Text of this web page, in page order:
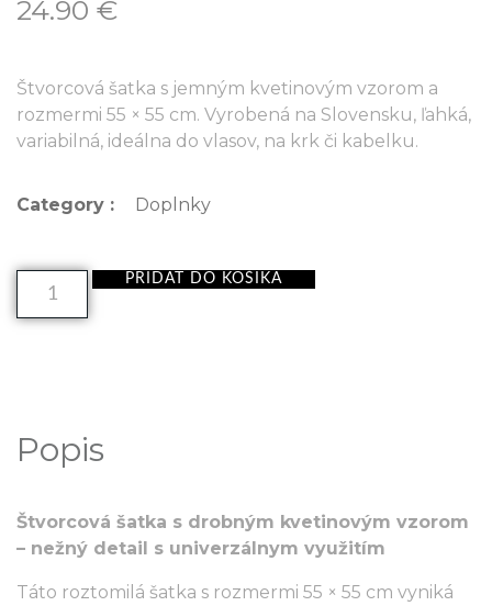
24.90 €
Štvorcová šatka s jemným kvetinovým vzorom a
rozmermi 55 × 55 cm. Vyrobená na Slovensku, ľahká,
variabilná, ideálna do vlasov, na krk či kabelku.
Category : Doplnky
PRIDAŤ DO KOŠÍKA
Popis
Štvorcová šatka s drobným kvetinovým vzorom
– nežný detail s univerzálnym využitím
Táto roztomilá šatka s rozmermi 55 × 55 cm vyniká